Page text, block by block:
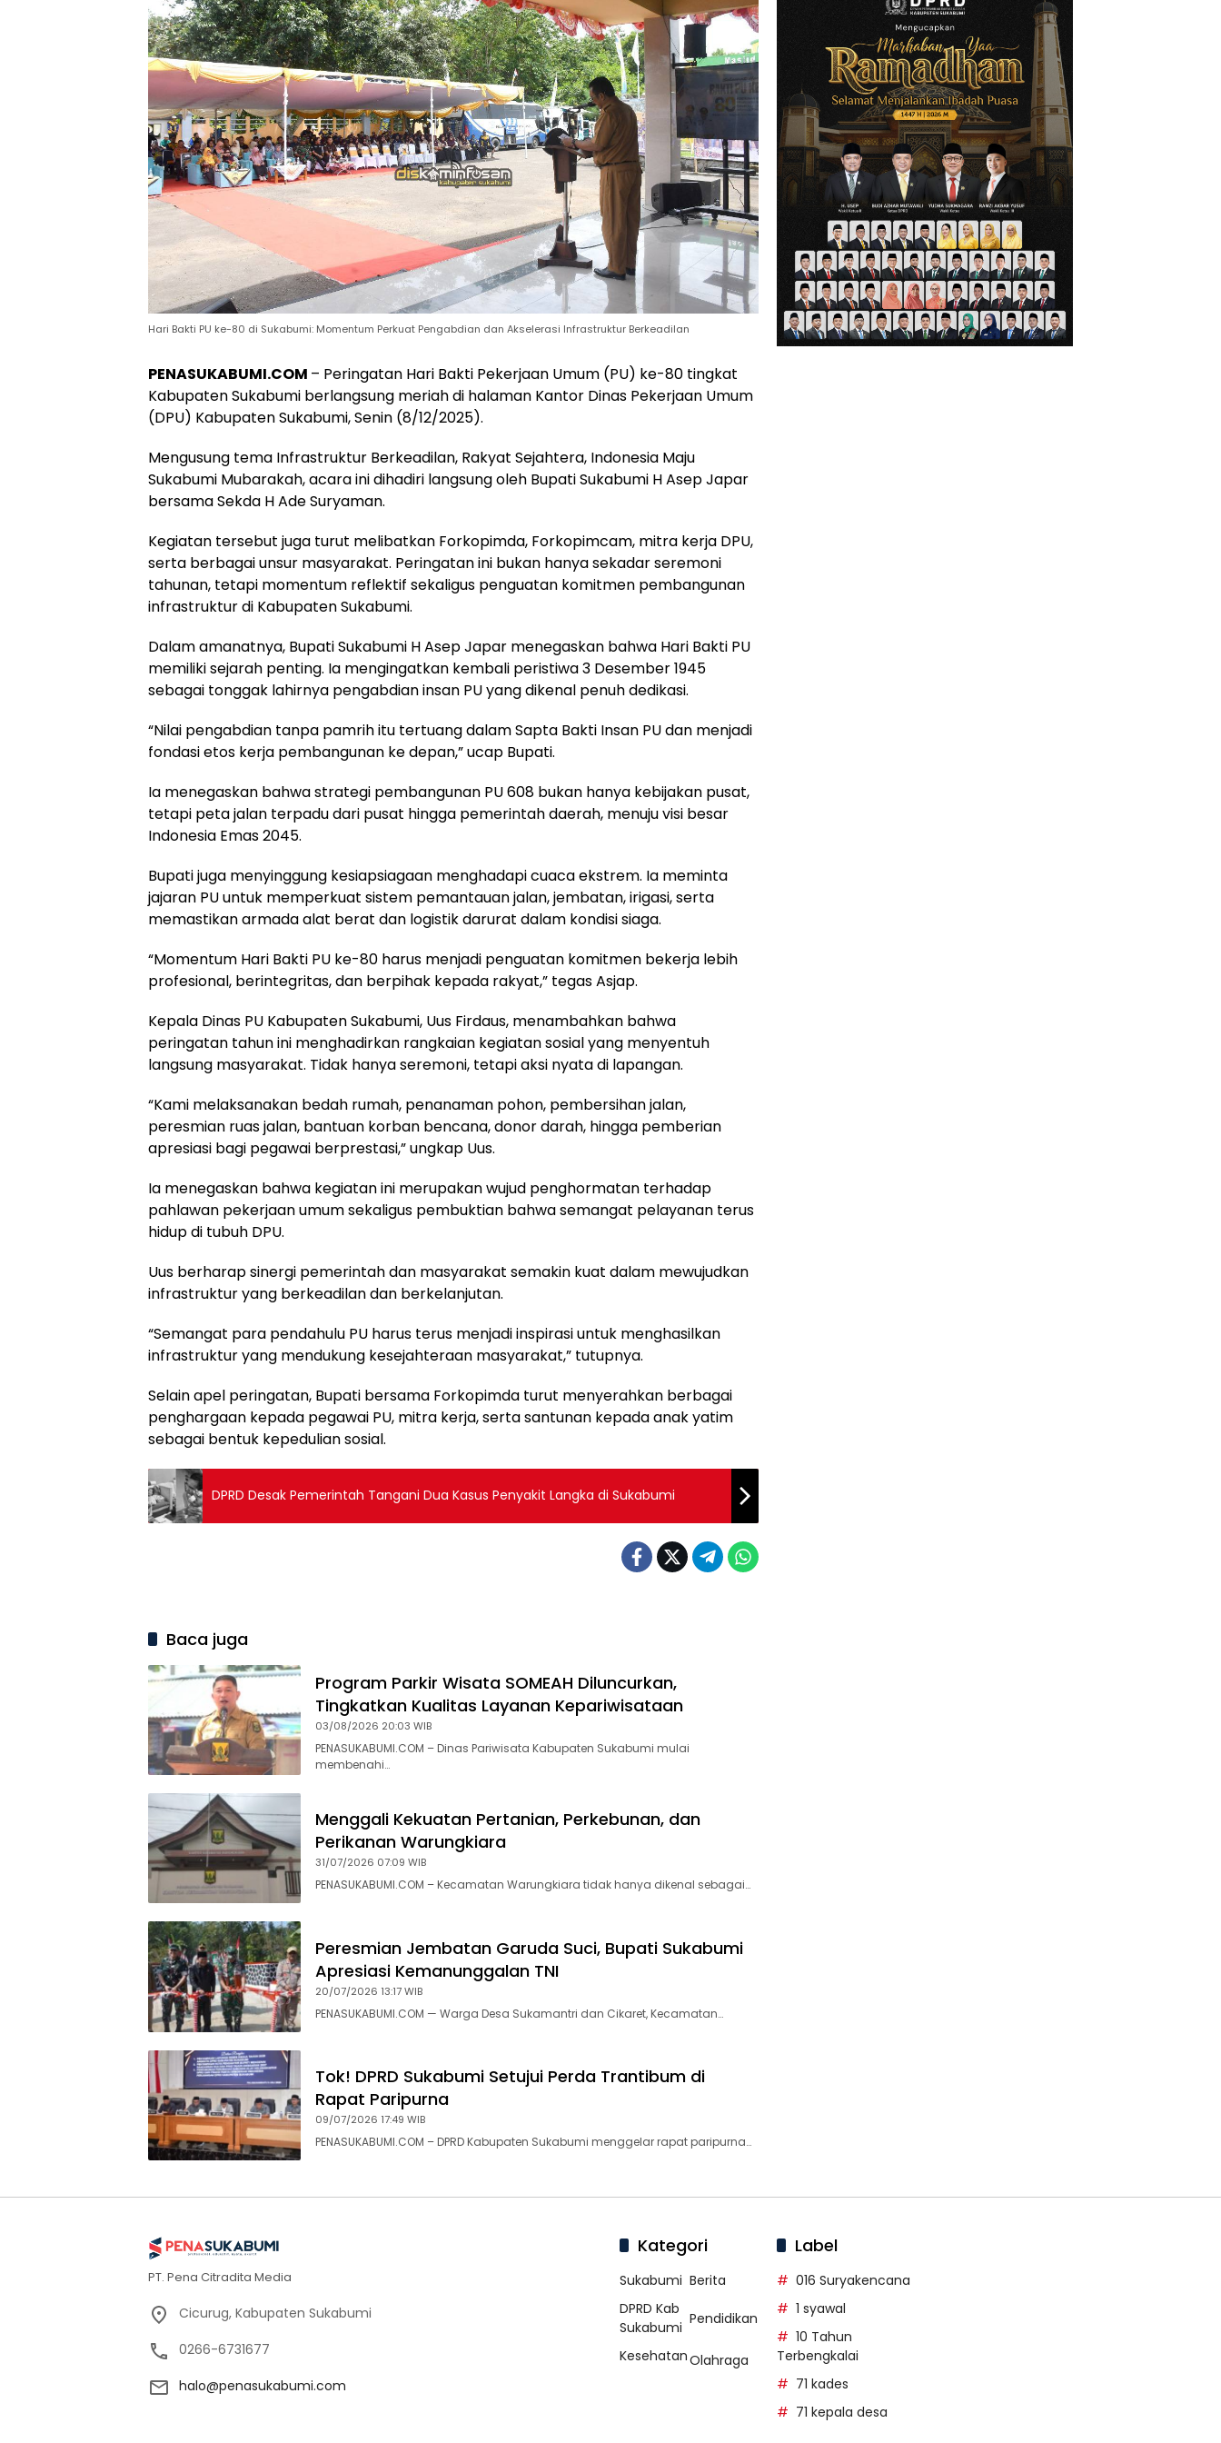
Hari Bakti PU ke-80 di Sukabumi: Momentum Perkuat Pengabdian dan Akselerasi Infrastruktur Berkeadilan
PENASUKABUMI.COM – Peringatan Hari Bakti Pekerjaan Umum (PU) ke-80 tingkat
Kabupaten Sukabumi berlangsung meriah di halaman Kantor Dinas Pekerjaan Umum
(DPU) Kabupaten Sukabumi, Senin (8/12/2025).
Mengusung tema Infrastruktur Berkeadilan, Rakyat Sejahtera, Indonesia Maju
Sukabumi Mubarakah, acara ini dihadiri langsung oleh Bupati Sukabumi H Asep Japar
bersama Sekda H Ade Suryaman.
Kegiatan tersebut juga turut melibatkan Forkopimda, Forkopimcam, mitra kerja DPU,
serta berbagai unsur masyarakat. Peringatan ini bukan hanya sekadar seremoni
tahunan, tetapi momentum reflektif sekaligus penguatan komitmen pembangunan
infrastruktur di Kabupaten Sukabumi.
Dalam amanatnya, Bupati Sukabumi H Asep Japar menegaskan bahwa Hari Bakti PU
memiliki sejarah penting. Ia mengingatkan kembali peristiwa 3 Desember 1945
sebagai tonggak lahirnya pengabdian insan PU yang dikenal penuh dedikasi.
“Nilai pengabdian tanpa pamrih itu tertuang dalam Sapta Bakti Insan PU dan menjadi
fondasi etos kerja pembangunan ke depan,” ucap Bupati.
Ia menegaskan bahwa strategi pembangunan PU 608 bukan hanya kebijakan pusat,
tetapi peta jalan terpadu dari pusat hingga pemerintah daerah, menuju visi besar
Indonesia Emas 2045.
Bupati juga menyinggung kesiapsiagaan menghadapi cuaca ekstrem. Ia meminta
jajaran PU untuk memperkuat sistem pemantauan jalan, jembatan, irigasi, serta
memastikan armada alat berat dan logistik darurat dalam kondisi siaga.
“Momentum Hari Bakti PU ke-80 harus menjadi penguatan komitmen bekerja lebih
profesional, berintegritas, dan berpihak kepada rakyat,” tegas Asjap.
Kepala Dinas PU Kabupaten Sukabumi, Uus Firdaus, menambahkan bahwa
peringatan tahun ini menghadirkan rangkaian kegiatan sosial yang menyentuh
langsung masyarakat. Tidak hanya seremoni, tetapi aksi nyata di lapangan.
“Kami melaksanakan bedah rumah, penanaman pohon, pembersihan jalan,
peresmian ruas jalan, bantuan korban bencana, donor darah, hingga pemberian
apresiasi bagi pegawai berprestasi,” ungkap Uus.
Ia menegaskan bahwa kegiatan ini merupakan wujud penghormatan terhadap
pahlawan pekerjaan umum sekaligus pembuktian bahwa semangat pelayanan terus
hidup di tubuh DPU.
Uus berharap sinergi pemerintah dan masyarakat semakin kuat dalam mewujudkan
infrastruktur yang berkeadilan dan berkelanjutan.
“Semangat para pendahulu PU harus terus menjadi inspirasi untuk menghasilkan
infrastruktur yang mendukung kesejahteraan masyarakat,” tutupnya.
Selain apel peringatan, Bupati bersama Forkopimda turut menyerahkan berbagai
penghargaan kepada pegawai PU, mitra kerja, serta santunan kepada anak yatim
sebagai bentuk kepedulian sosial.
DPRD Desak Pemerintah Tangani Dua Kasus Penyakit Langka di Sukabumi
Baca juga
Program Parkir Wisata SOMEAH Diluncurkan,
Tingkatkan Kualitas Layanan Kepariwisataan
03/08/2026 20:03 WIB
PENASUKABUMI.COM – Dinas Pariwisata Kabupaten Sukabumi mulai
membenahi…
Menggali Kekuatan Pertanian, Perkebunan, dan
Perikanan Warungkiara
31/07/2026 07:09 WIB
PENASUKABUMI.COM – Kecamatan Warungkiara tidak hanya dikenal sebagai…
Peresmian Jembatan Garuda Suci, Bupati Sukabumi
Apresiasi Kemanunggalan TNI
20/07/2026 13:17 WIB
PENASUKABUMI.COM — Warga Desa Sukamantri dan Cikaret, Kecamatan…
Tok! DPRD Sukabumi Setujui Perda Trantibum di
Rapat Paripurna
09/07/2026 17:49 WIB
PENASUKABUMI.COM – DPRD Kabupaten Sukabumi menggelar rapat paripurna…
PT. Pena Citradita Media
Cicurug, Kabupaten Sukabumi
0266-6731677
halo@penasukabumi.com
Kategori
Sukabumi Berita
DPRD Kab
Sukabumi
Pendidikan
KesehatanOlahraga
Label
016 Suryakencana
1 syawal
10 Tahun
Terbengkalai
71 kades
71 kepala desa